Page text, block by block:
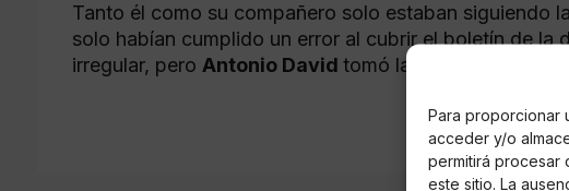
Para proporcionar
acceder y/o
permitirá procesar
este sitio. La
Tanto él como su compañero solo estaban siguiendo
solo habían cumplido un error al cubrir el boletín de la
irregular, pero Antonio David tomó la decisión de